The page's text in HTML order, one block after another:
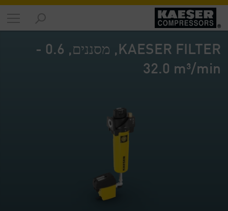
מוצרים
-
סקירה
כללית
KAESER FILTER, מסננים, 0.6 -
32.0‎ m³/min